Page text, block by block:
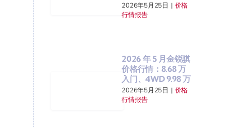
2026年5月25日 | 价格
行情报告
2026 年 5 月金锐骐
价格行情：8.68 万
入门、4WD 9.98 万
2026年5月25日 | 价格
行情报告